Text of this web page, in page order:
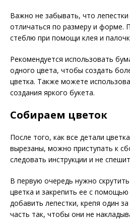
Важно не забывать, что
отличаться по размеру и форме.
стеблю при помощи клея и
Рекомендуется использовать
одного цвета, чтобы создать
цветка. Также можете
создания яркого букета.
Собираем цветок
После того, как все детали
вырезаны, можно приступать к
следовать инструкции и не
В первую очередь нужно
цветка и закрепить ее с помощью
добавить лепестки, крепя один
часть так, чтобы они не